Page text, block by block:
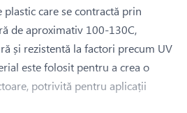
care se contractă prin
de aproximativ 100-130C,
și rezistentă la factori precum UV
este folosit pentru a crea o
potrivită pentru aplicații